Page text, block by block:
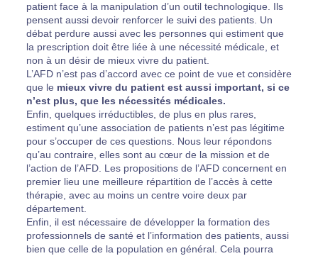
patient face à la manipulation d’un outil technologique. Ils
pensent aussi devoir renforcer le suivi des patients. Un
débat perdure aussi avec les personnes qui estiment que
la prescription doit être liée à une nécessité médicale, et
non à un désir de mieux vivre du patient.
L’AFD n’est pas d’accord avec ce point de vue et considère
que le mieux vivre du patient est aussi important, si ce
n’est plus, que les nécessités médicales.
Enfin, quelques irréductibles, de plus en plus rares,
estiment qu’une association de patients n’est pas légitime
pour s’occuper de ces questions. Nous leur répondons
qu’au contraire, elles sont au cœur de la mission et de
l’action de l’AFD. Les propositions de l’AFD concernent en
premier lieu une meilleure répartition de l’accès à cette
thérapie, avec au moins un centre voire deux par
département.
Enfin, il est nécessaire de développer la formation des
professionnels de santé et l’information des patients, aussi
bien que celle de la population en général. Cela pourra